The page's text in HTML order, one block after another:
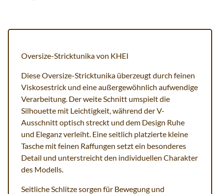
Oversize-Stricktunika von KHEI
Diese Oversize-Stricktunika überzeugt durch feinen
Viskosestrick und eine außergewöhnlich aufwendige
Verarbeitung. Der weite Schnitt umspielt die
Silhouette mit Leichtigkeit, während der V-
Ausschnitt optisch streckt und dem Design Ruhe
und Eleganz verleiht. Eine seitlich platzierte kleine
Tasche mit feinen Raffungen setzt ein besonderes
Detail und unterstreicht den individuellen Charakter
des Modells.
Seitliche Schlitze sorgen für Bewegung und